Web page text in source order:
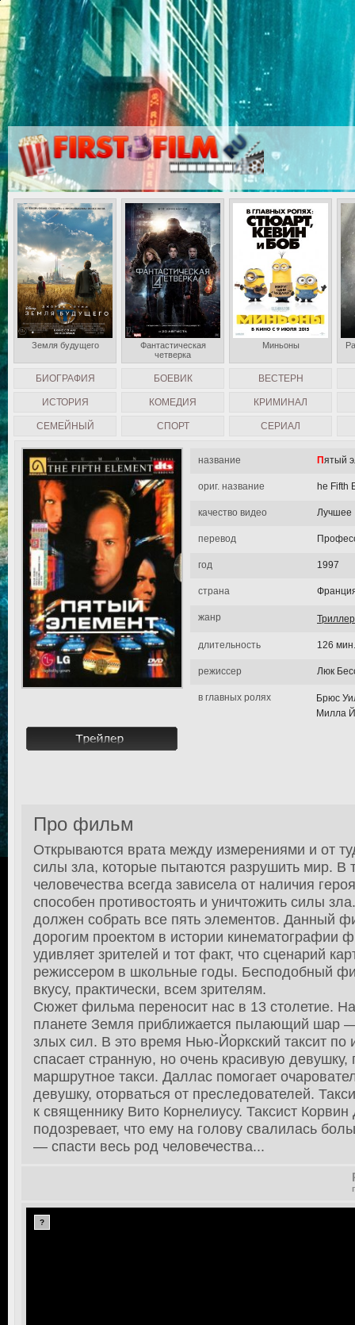
название Пятый
ориг. название he Fifth
качество видео Лучшее
перевод
год 1997
страна
жанр Триллер
длительность 126 мин.
режиссер Люк
в главных ролях
Брюс
Милла
Про фильм
Открываются врата между измерениями и от
силы зла, которые пытаются разрушить мир. В
человечества всегда зависела от наличия
способен противостоять и уничтожить силы
должен собрать все пять элементов. Данный
дорогим проектом в истории кинематографии
удивляет зрителей и тот факт, что сценарий
режиссером в школьные годы. Бесподобный
вкусу, практически, всем зрителям.
Сюжет фильма переносит нас в 13 столетие.
планете Земля приближается пылающий шар
злых сил. В это время Нью-Йоркский таксит
спасает странную, но очень красивую
маршрутное такси. Даллас помогает
девушку, оторваться от преследователей.
к священнику Вито Корнелиусу. Таксист
подозревает, что ему на голову свалилась
— спасти весь род человечества...
?
БИОГРАФИЯ БОЕВИК ВЕСТЕРН
ИСТОРИЯ КОМЕДИЯ КРИМИНАЛ
СЕМЕЙНЫЙ СПОРТ СЕРИАЛ
Земля будущего
Фантастическая
четверка
Миньоны